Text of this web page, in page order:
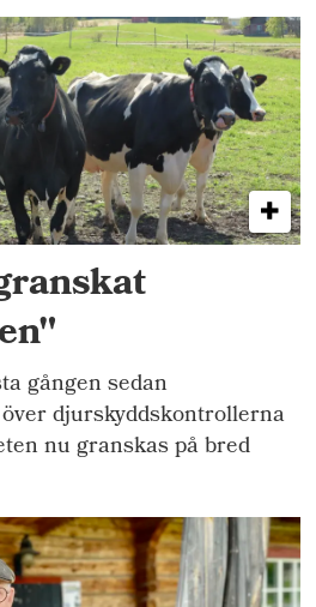
gången sedan
djurskyddskontrollerna
nu granskas på bred